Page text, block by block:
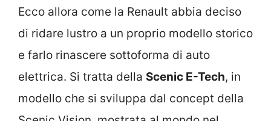
Ecco allora come la Renault abbia deciso
di ridare lustro a un proprio modello storico
e farlo rinascere sottoforma di auto
elettrica. Si tratta della Scenic E-Tech, in
modello che si sviluppa dal concept della